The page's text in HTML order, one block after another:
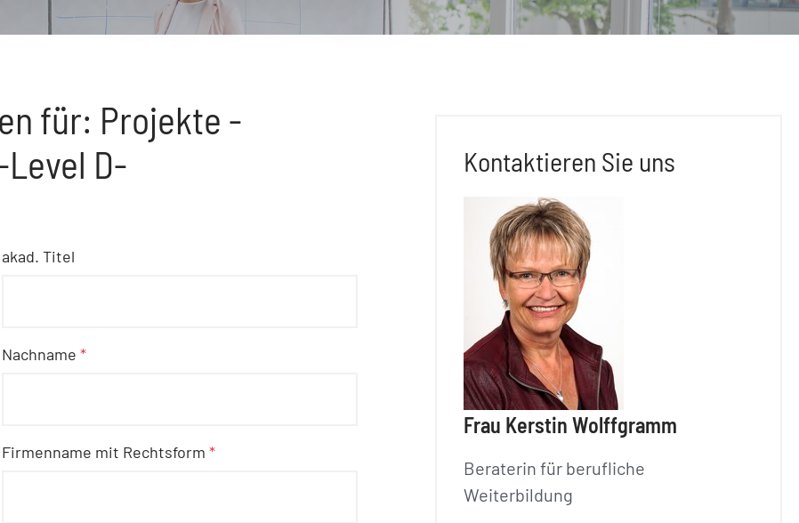
für: Projekte -
D-
akad. Titel
Nachname *
Firmenname mit Rechtsform *
Kontaktieren Sie uns
Frau Kerstin Wolffgramm
Beraterin für berufliche
Weiterbildung